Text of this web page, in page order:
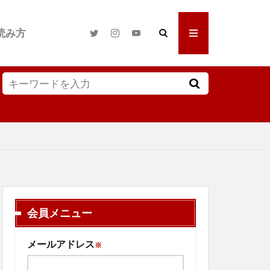
み方
会員メニュー
メールアドレス※